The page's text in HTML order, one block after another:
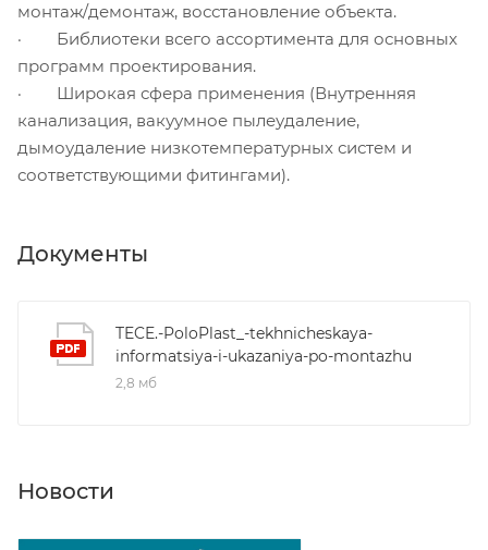
монтаж/демонтаж, восстановление объекта.
· Библиотеки всего ассортимента для основных
программ проектирования.
· Широкая сфера применения (Внутренняя
канализация, вакуумное пылеудаление,
дымоудаление низкотемпературных систем и
соответствующими фитингами).
Документы
TECE.-PoloPlast_-tekhnicheskaya-
informatsiya-i-ukazaniya-po-montazhu
2,8 мб
Новости